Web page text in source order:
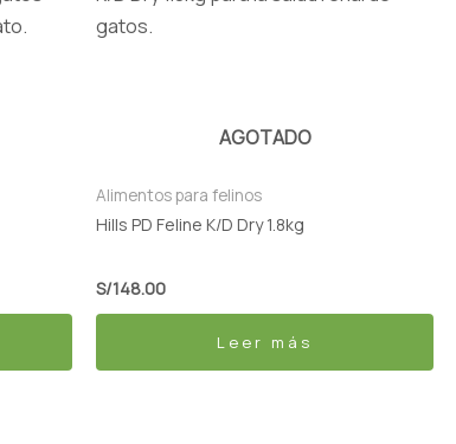
AGOTADO
Alimentos para felinos
Hills PD Feline K/D Dry 1.8kg
S/148.00
Leer más